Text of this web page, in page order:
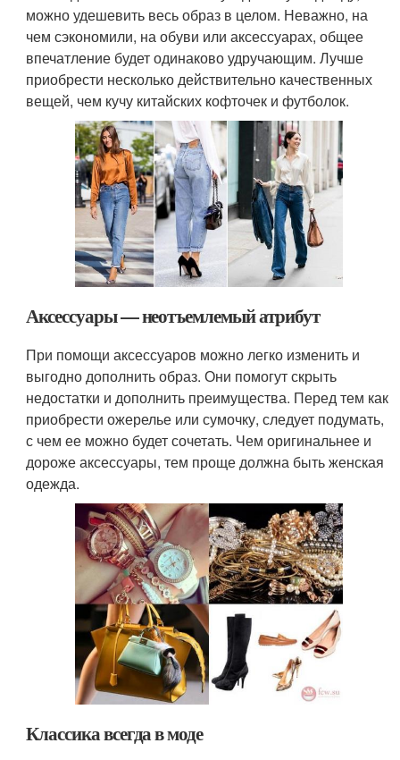
можно удешевить весь образ в целом. Неважно, на
чем сэкономили, на обуви или аксессуарах, общее
впечатление будет одинаково удручающим. Лучше
приобрести несколько действительно качественных
вещей, чем кучу китайских кофточек и футболок.
Аксессуары — неотъемлемый атрибут
При помощи аксессуаров можно легко изменить и
выгодно дополнить образ. Они помогут скрыть
недостатки и дополнить преимущества. Перед тем как
приобрести ожерелье или сумочку, следует подумать,
с чем ее можно будет сочетать. Чем оригинальнее и
дороже аксессуары, тем проще должна быть женская
одежда.
Классика всегда в моде